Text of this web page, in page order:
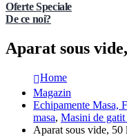
Oferte Speciale
De ce noi?
Aparat sous
Home
Magazin
Echipamente Masa,
masa, Masini de gatit
Aparat sous vide, 50